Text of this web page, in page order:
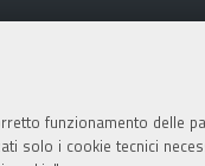
funzionamento delle
solo i cookie tecnici